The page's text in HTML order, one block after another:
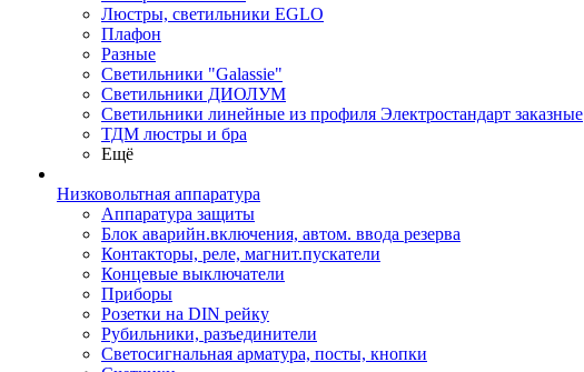
Люстры, светильники EGLO
Плафон
Разные
Светильники "Galassie"
Светильники ДИОЛУМ
Светильники линейные из профиля Электростандарт заказные
ТДМ люстры и бра
Ещё
Низковольтная аппаратура
Аппаратура защиты
Блок аварийн.включения, автом. ввода резерва
Контакторы, реле, магнит.пускатели
Концевые выключатели
Приборы
Розетки на DIN рейку
Рубильники, разъединители
Светосигнальная арматура, посты, кнопки